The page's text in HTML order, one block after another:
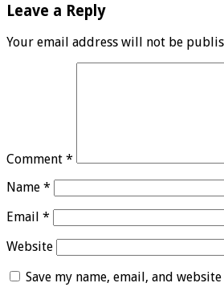
Leave a Reply
Your email address will not be
Comment *
Name *
Email *
Website
Save my name, email, and